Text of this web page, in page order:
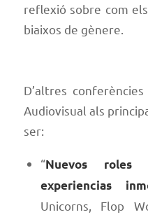
reflexió sobre com
biaixos de gènere.
D’altres
Audiovisual als
ser:
“Nuevos roles
experiencias
Unicorns, Flop